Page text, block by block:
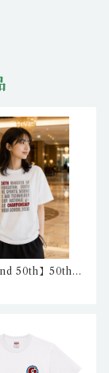
50th】50th
ィットシャツ4
） nkc-rft-02